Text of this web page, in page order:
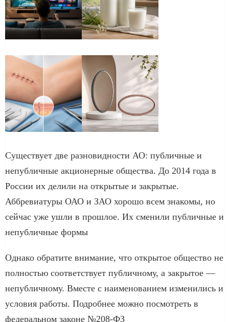
Существует две разновидности АО: публичные и
непубличные акционерные общества. До 2014 года в
России их делили на открытые и закрытые.
Аббревиатуры ОАО и ЗАО хорошо всем знакомы, но
сейчас уже ушли в прошлое. Их сменили публичные и
непубличные формы
Однако обратите внимание, что открытое общество не
полностью соответствует публичному, а закрытое —
непубличному. Вместе с наименованием изменились и
условия работы. Подробнее можно посмотреть в
федеральном законе №208-ФЗ